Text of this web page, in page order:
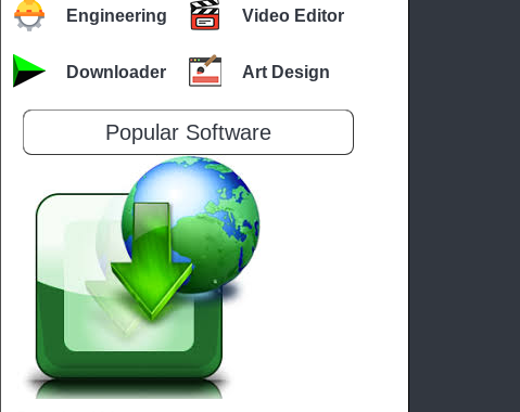
Engineering Video Editor
Downloader Art Design
Popular Software